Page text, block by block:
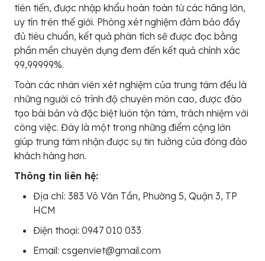
tiên tiến, được nhập khẩu hoàn toàn từ các hãng lớn,
uy tín trên thế giới. Phòng xét nghiệm đảm bảo đầy
đủ tiêu chuẩn, kết quả phân tích sẽ được đọc bằng
phần mền chuyên dụng đem đến kết quả chính xác
99,99999%.
Toàn các nhân viên xét nghiệm của trung tâm đều là
những người có trình độ chuyên môn cao, được đào
tạo bài bản và đặc biệt luôn tận tâm, trách nhiệm với
công việc. Đây là một trong những điểm cộng lớn
giúp trung tâm nhận được sự tin tưởng của đông đảo
khách hàng hơn.
Thông tin liên hệ:
Địa chỉ: 383 Võ Văn Tần, Phường 5, Quận 3, TP
HCM
Điện thoại: 0947 010 033
Email: csgenviet@gmail.com